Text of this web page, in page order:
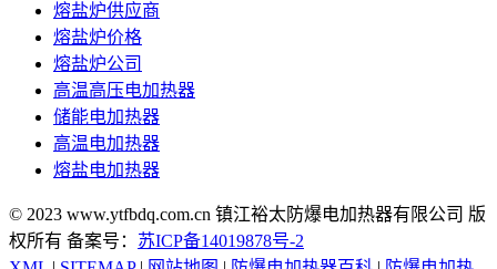
熔盐炉供应商
熔盐炉价格
熔盐炉公司
高温高压电加热器
储能电加热器
高温电加热器
熔盐电加热器
© 2023 www.ytfbdq.com.cn 镇江裕太防爆电加热器有限公司 版
权所有 备案号： 苏ICP备14019878号-2